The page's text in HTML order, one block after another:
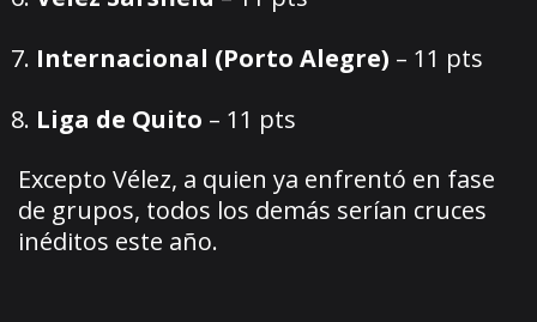
Internacional (Porto Alegre) – 11 pts
Liga de Quito – 11 pts
Excepto Vélez, a quien ya enfrentó en fase
de grupos, todos los demás serían cruces
inéditos este año.